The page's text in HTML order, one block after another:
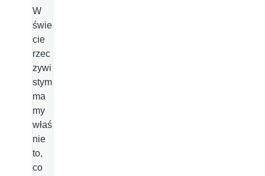
W
świe
cie
rzec
zywi
stym
ma
my
właś
nie
to,
co